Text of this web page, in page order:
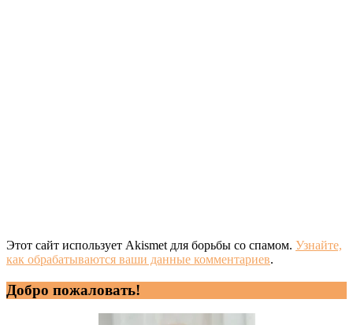
Этот сайт использует Akismet для борьбы со спамом. Узнайте,
как обрабатываются ваши данные комментариев.
Добро пожаловать!